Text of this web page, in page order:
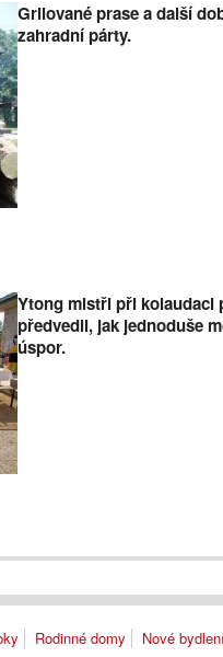
Grilované prase a další
zahradní párty.
Ytong mistři při kolaudaci
předvedli, jak jednoduše
úspor.
Rodinné domy Nové